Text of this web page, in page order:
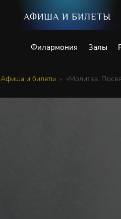
АФИША И БИЛЕТЫ
Филармония Залы
Афиша и билеты «Молитва.